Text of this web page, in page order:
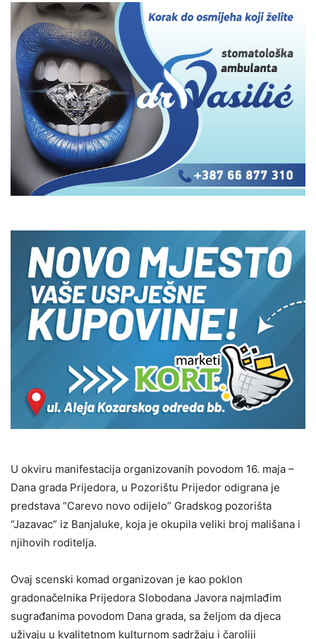
U okviru manifestacija organizovanih povodom 16. maja –
Dana grada Prijedora, u Pozorištu Prijedor odigrana je
predstava “Carevo novo odijelo” Gradskog pozorišta
“Jazavac” iz Banjaluke, koja je okupila veliki broj mališana i
njihovih roditelja.
Ovaj scenski komad organizovan je kao poklon
gradonačelnika Prijedora Slobodana Javora najmlađim
sugrađanima povodom Dana grada, sa željom da djeca
uživaju u kvalitetnom kulturnom sadržaju i čaroliji